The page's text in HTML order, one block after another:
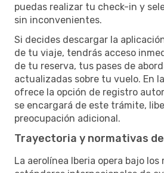
puedas realizar tu check-in y
sin inconvenientes.
Si decides descargar la
de tu viaje, tendrás acceso
de tu reserva, tus pases de
actualizadas sobre tu vuelo. En
ofrece la opción de registro
se encargará de este trámite,
preocupación adicional.
Trayectoria y normativas
La aerolínea Iberia opera bajo